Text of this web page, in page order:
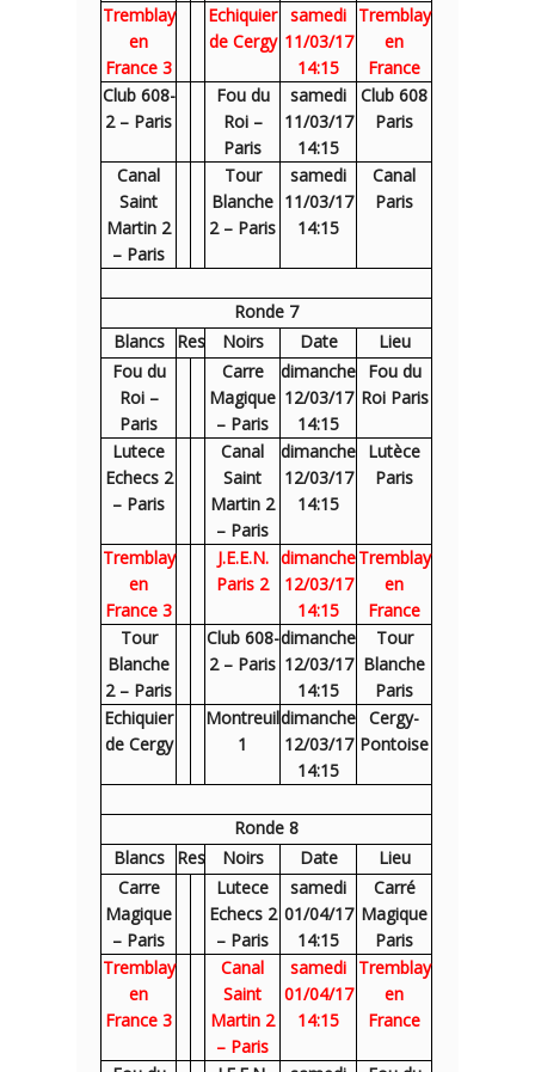
Tremblay
en
France 3
Echiquier
de Cergy
samedi
11/03/17
14:15
Tremblay
en
France
Club 608-
2 – Paris
Fou du
Roi –
Paris
samedi
11/03/17
14:15
Club 608
Paris
Canal
Saint
Martin 2
– Paris
Tour
Blanche
2 – Paris
samedi
11/03/17
14:15
Canal
Paris
Ronde 7
Blancs
Res Noirs Date
Lieu
Fou du
Roi –
Paris
Carre
Magique
– Paris
dimanche
12/03/17
14:15
Fou du
Roi Paris
Lutece
Echecs 2
– Paris
Canal
Saint
Martin 2
– Paris
dimanche
12/03/17
14:15
Lutèce
Paris
Tremblay
en
France 3
J.E.E.N.
Paris 2
dimanche
12/03/17
14:15
Tremblay
en
France
Tour
Blanche
2 – Paris
Club 608-
2 – Paris
dimanche
12/03/17
14:15
Tour
Blanche
Paris
Echiquier
de Cergy
Montreuil
1
dimanche
12/03/17
14:15
Cergy-
Pontoise
Ronde 8
Blancs
Res Noirs Date
Lieu
Carre
Magique
– Paris
Lutece
Echecs 2
– Paris
samedi
01/04/17
14:15
Carré
Magique
Paris
Tremblay
en
France 3
Canal
Saint
Martin 2
– Paris
samedi
01/04/17
14:15
Tremblay
en
France